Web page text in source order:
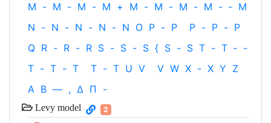
M - M - M - M + M - M - M - M - ‐ M
N - N - N - N - N O P - P P - P - P
Q R - R - R S - S - S { S - S T - T ‐ -
T - T - T T - T U V V W X - X Y Z
Α Β — , Δ Π -
Levy model 2